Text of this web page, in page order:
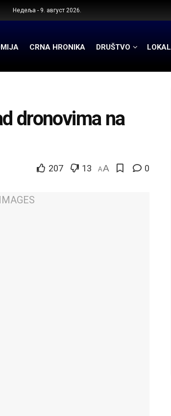
Недеља - 9. август 2026.
CRNA HRONIKA DRUŠTVO LOKAL
dronovima na
207 13 AA 0